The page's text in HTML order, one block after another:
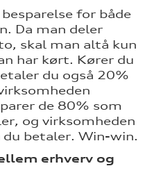
for både
Da man deler
skal man altå kun
har kørt. Kører du
du også 20%
de 80% som
og virksomheden
betaler. Win-win.
erhverv og